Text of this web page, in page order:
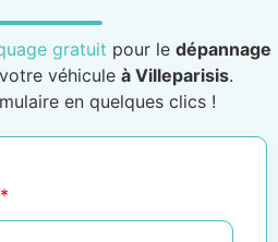
gratuit pour le dépannage
véhicule à Villeparisis.
en quelques clics !